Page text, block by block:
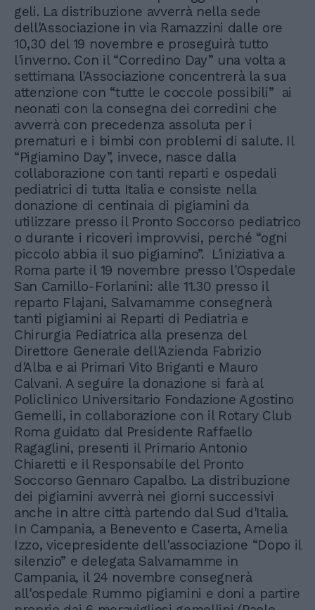
geli. La distribuzione avverrà nella sede
dell'Associazione in via Ramazzini dalle ore
10,30 del 19 novembre e proseguirà tutto
l'inverno. Con il “Corredino Day” una volta a
settimana l'Associazione concentrerà la sua
attenzione con “tutte le coccole possibili” ai
neonati con la consegna dei corredini che
avverrà con precedenza assoluta per i
prematuri e i bimbi con problemi di salute. Il
“Pigiamino Day”, invece, nasce dalla
collaborazione con tanti reparti e ospedali
pediatrici di tutta Italia e consiste nella
donazione di centinaia di pigiamini da
utilizzare presso il Pronto Soccorso pediatrico
o durante i ricoveri improvvisi, perché “ogni
piccolo abbia il suo pigiamino”. L'iniziativa a
Roma parte il 19 novembre presso l'Ospedale
San Camillo-Forlanini: alle 11.30 presso il
reparto Flajani, Salvamamme consegnerà
tanti pigiamini ai Reparti di Pediatria e
Chirurgia Pediatrica alla presenza del
Direttore Generale dell'Azienda Fabrizio
d'Alba e ai Primari Vito Briganti e Mauro
Calvani. A seguire la donazione si farà al
Policlinico Universitario Fondazione Agostino
Gemelli, in collaborazione con il Rotary Club
Roma guidato dal Presidente Raffaello
Ragaglini, presenti il Primario Antonio
Chiaretti e il Responsabile del Pronto
Soccorso Gennaro Capalbo. La distribuzione
dei pigiamini avverrà nei giorni successivi
anche in altre città partendo dal Sud d'Italia.
In Campania, a Benevento e Caserta, Amelia
Izzo, vicepresidente dell'associazione “Dopo il
silenzio” e delegata Salvamamme in
Campania, il 24 novembre consegnerà
all'ospedale Rummo pigiamini e doni a partire